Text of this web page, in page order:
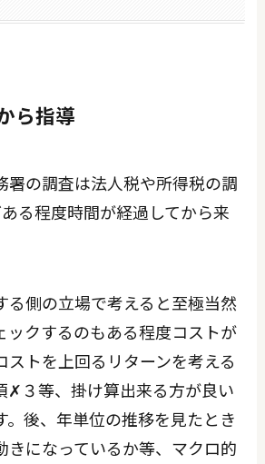
ら指導
署の調査は法人税や所得税の調
る程度時間が経過してから来
る側の立場で考えると至極当然
ックするのもある程度コストが
ストを上回るリターンを考える
✗３等、掛け算出来る方が良い
。後、年単位の推移を見たとき
きになっているか等、マクロ的